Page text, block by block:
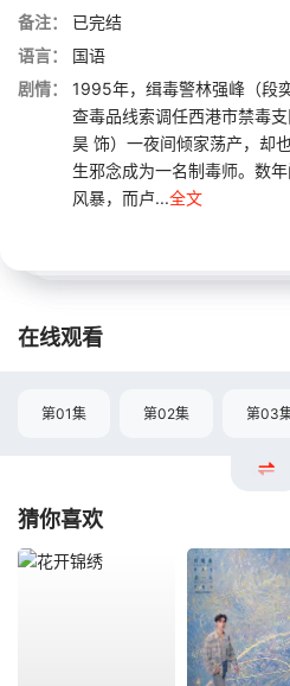
备注：
已完结
语言：
国语
剧情：
1995年，缉毒警林强峰（段
查毒品线索调任西港市禁毒
昊 饰）一夜间倾家荡产，却
生邪念成为一名制毒师。数
风暴，而卢...全文
在线观看
第01集 第02集 第03
猜你喜欢